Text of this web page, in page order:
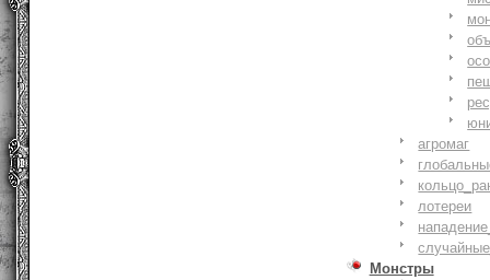
агромаг
лотереи
Монстры